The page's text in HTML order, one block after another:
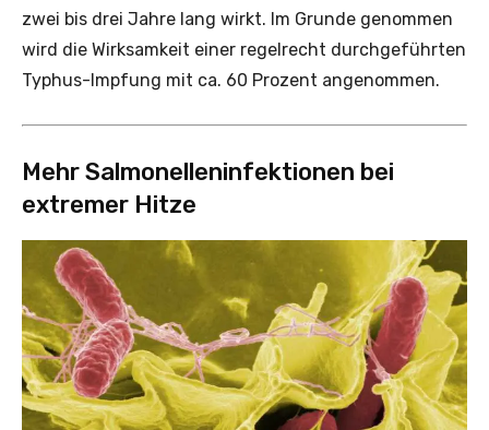
zwei bis drei Jahre lang wirkt. Im Grunde genommen
wird die Wirksamkeit einer regelrecht durchgeführten
Typhus-Impfung mit ca. 60 Prozent angenommen.
Mehr Salmonelleninfektionen bei
extremer Hitze